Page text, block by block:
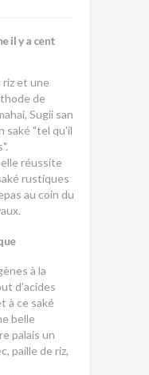
il y a cent
riz et une
de
Sugii san
saké "tel qu'il
réussite
rustiques
au coin du
à la
d'acides
à ce saké
belle
palais un
paille de riz,